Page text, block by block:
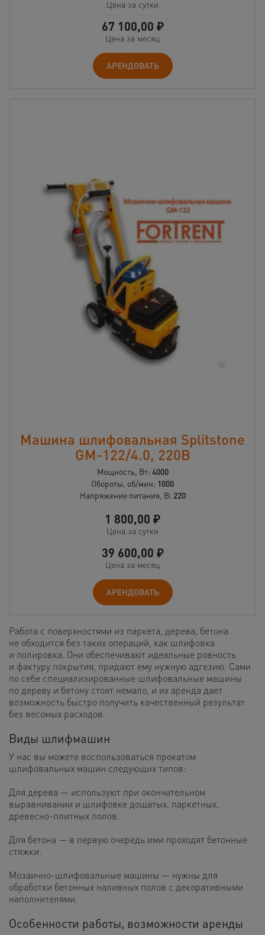
Цена за сутки
67 100,00 ₽
Цена за месяц
АРЕНДОВАТЬ
Машина шлифовальная Splitstone
GM-122/4.0, 220В
Мощность, Вт: 4000
Обороты, об/мин: 1000
Напряжение питания, В: 220
1 800,00 ₽
Цена за сутки
39 600,00 ₽
Цена за месяц
АРЕНДОВАТЬ
Работа с поверхностями из паркета, дерева, бетона
не обходится без таких операций, как шлифовка
и полировка. Они обеспечивают идеальные ровность
и фактуру покрытия, придают ему нужную адгезию. Сами
по себе специализированные шлифовальные машины
по дереву и бетону стоят немало, и их аренда дает
возможность быстро получить качественный результат
без весомых расходов.
Виды шлифмашин
У нас вы можете воспользоваться прокатом
шлифовальных машин следующих типов:
Для дерева — используют при окончательном
выравнивании и шлифовке дощатых, паркетных,
древесно-плитных полов.
Для бетона — в первую очередь ими проходят бетонные
стяжки.
Мозаично-шлифовальные машины — нужны для
обработки бетонных наливных полов с декоративными
наполнителями.
Особенности работы, возможности аренды